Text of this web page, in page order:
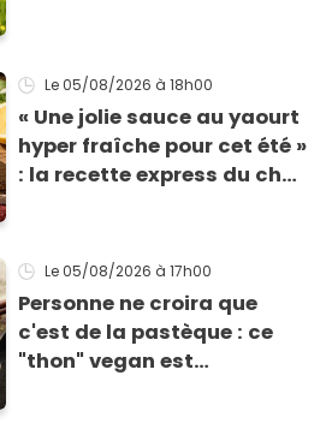
Le 05/08/2026 à 18h00
« Une jolie sauce au yaourt
hyper fraîche pour cet été »
: la recette express du chef
grillades
Le 05/08/2026 à 17h00
Personne ne croira que
c'est de la pastèque : ce
"thon" vegan est